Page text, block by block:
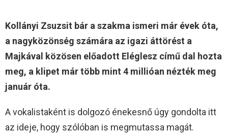
Kollányi Zsuzsit bár a szakma ismeri már évek óta,
a nagyközönség számára az igazi áttörést a
Majkával közösen előadott Eléglesz című dal hozta
meg, a klipet már több mint 4 millióan nézték meg
január óta.
A vokalistaként is dolgozó énekesnő úgy gondolta itt
az ideje, hogy szólóban is megmutassa magát.